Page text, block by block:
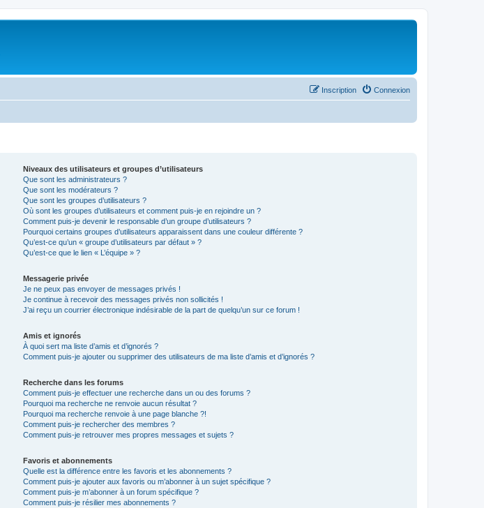
Connexion
Inscription
Niveaux des utilisateurs et groupes d’utilisateurs
Que sont les administrateurs ?
Que sont les modérateurs ?
Que sont les groupes d’utilisateurs ?
Où sont les groupes d’utilisateurs et comment puis-je en rejoindre un ?
Comment puis-je devenir le responsable d’un groupe d’utilisateurs ?
Pourquoi certains groupes d’utilisateurs apparaissent dans une couleur différente ?
Qu’est-ce qu’un « groupe d’utilisateurs par défaut » ?
Qu’est-ce que le lien « L’équipe » ?
Messagerie privée
Je ne peux pas envoyer de messages privés !
Je continue à recevoir des messages privés non sollicités !
J’ai reçu un courrier électronique indésirable de la part de quelqu’un sur ce forum !
Amis et ignorés
À quoi sert ma liste d’amis et d’ignorés ?
Comment puis-je ajouter ou supprimer des utilisateurs de ma liste d’amis et d’ignorés ?
Recherche dans les forums
Comment puis-je effectuer une recherche dans un ou des forums ?
Pourquoi ma recherche ne renvoie aucun résultat ?
Pourquoi ma recherche renvoie à une page blanche ?!
Comment puis-je rechercher des membres ?
Comment puis-je retrouver mes propres messages et sujets ?
Favoris et abonnements
Quelle est la différence entre les favoris et les abonnements ?
Comment puis-je ajouter aux favoris ou m’abonner à un sujet spécifique ?
Comment puis-je m’abonner à un forum spécifique ?
Comment puis-je résilier mes abonnements ?